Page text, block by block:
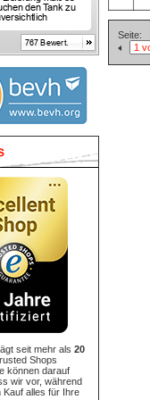
seit mehr als 20
Shops
können darauf
wir vor, während
Kauf alles für Ihre
Seite: